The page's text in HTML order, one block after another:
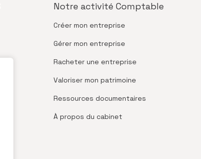
Notre activité Comptable
Créer mon entreprise
Gérer mon entreprise
Racheter une entreprise
Valoriser mon patrimoine
Ressources documentaires
À propos du cabinet